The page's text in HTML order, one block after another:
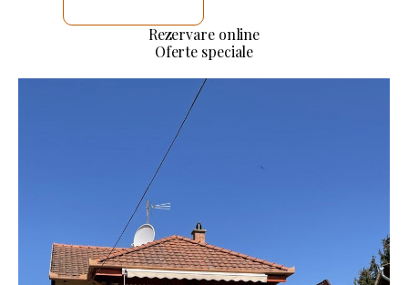
Rezervare online
Oferte speciale